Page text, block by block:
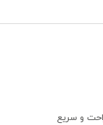
و سریع